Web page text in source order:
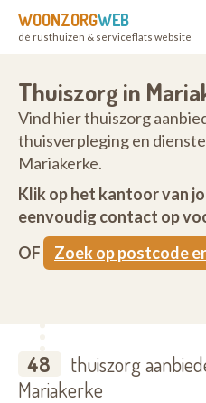
WOONZORGWEB
dé rusthuizen & serviceflats website
Thuiszorg in
Vind hier thuiszorg
thuisverpleging en
Mariakerke.
Klik op het kantoor van
eenvoudig contact op
OF
Zoek op postcode
48
thuiszorg
Mariakerke